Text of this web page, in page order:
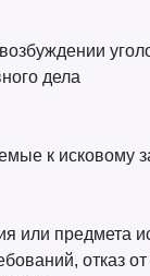
дела
к исковому
или предмета
отказ